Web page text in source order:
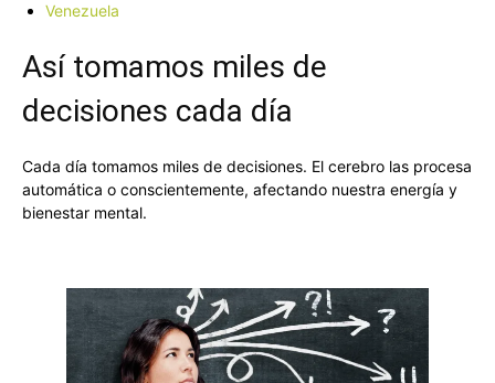
Venezuela
Así tomamos miles de
decisiones cada día
Cada día tomamos miles de decisiones. El cerebro las procesa
automática o conscientemente, afectando nuestra energía y
bienestar mental.